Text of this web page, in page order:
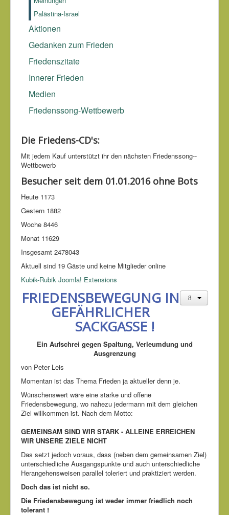
Palästina-Israel
Aktionen
Gedanken zum Frieden
Friedenszitate
Innerer Frieden
Medien
Friedenssong-Wettbewerb
Die Friedens-CD's:
Mit jedem Kauf unter­stützt ihr den nächsten Friedens­song-­
Wettbe­werb
Besucher seit dem 01.01.2016 ohne Bots
Heute 1173
Gestern 1882
Woche 8446
Monat 11629
Insgesamt 2478043
Aktuell sind 19 Gäste und keine Mitglieder online
Kubik-Rubik Joomla! Extensions
FRIEDENSBEWEGUNG IN
GEFÄHRLICHER
SACKGASSE !
Ein Aufschrei gegen Spaltung, Verleumdung und
Ausgrenzung
von Peter Leis
Momentan ist das Thema Frieden ja aktueller denn je.
Wünschenswert wäre eine starke und offene
Friedensbewegung, wo nahezu jedermann mit dem gleichen
Ziel willkommen ist. Nach dem Motto:
GEMEINSAM SIND WIR STARK - ALLEINE ERREICHEN
WIR UNSERE ZIELE NICHT
Das setzt jedoch voraus, dass (neben dem gemeinsamen Ziel)
unterschiedliche Ausgangspunkte und auch unterschiedliche
Herangehensweisen parallel toleriert und praktiziert werden.
Doch das ist nicht so.
Die Friedensbewegung ist weder immer friedlich noch
tolerant !